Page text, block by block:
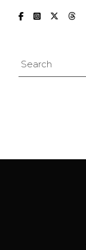
Search